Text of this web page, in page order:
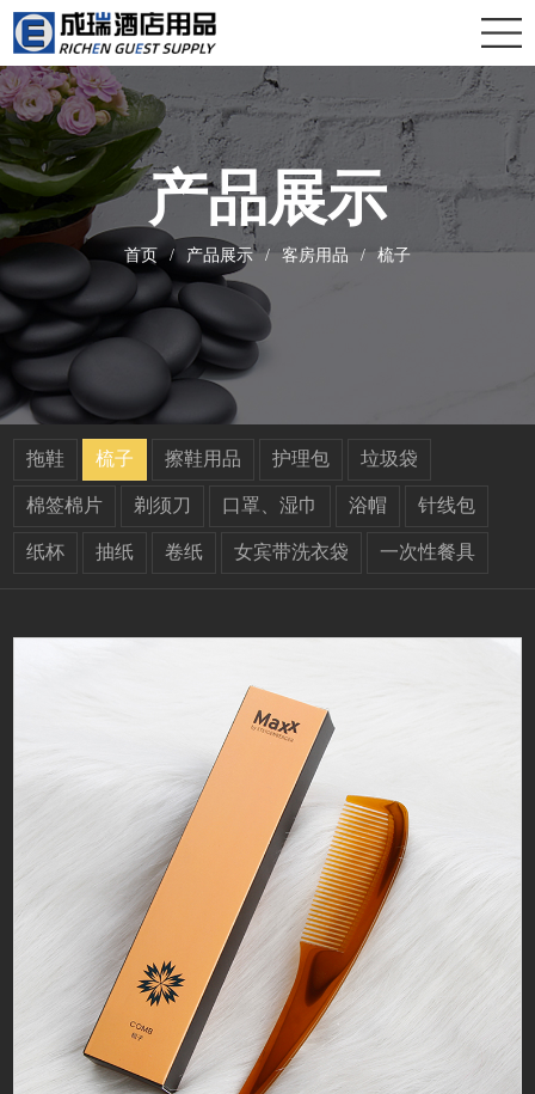
产品展示
首页 / 产品展示 / 客房用品 / 梳子
拖鞋 梳子 擦鞋用品 护理包 垃圾袋
棉签棉片 剃须刀 口罩、湿巾 浴帽 针线包
纸杯 抽纸 卷纸 女宾带洗衣袋 一次性餐具